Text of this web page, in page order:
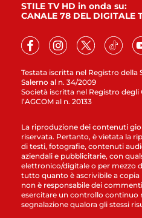
Testata iscritta nel Registro della
Salerno al n. 34/2009
Società iscritta nel Registro
l’AGCOM al n. 20133
STILE TV HD in onda su:
CANALE 78 DEL DIGITALE
La riproduzione dei contenuti
riservata. Pertanto, è vietata la
di testi, fotografie, contenuti
aziendali e pubblicitarie, con
elettronico/digitale o per mezzo
tutto quanto è ascrivibile a copia
non è responsabile dei
esercitare un controllo continuo
segnalazione qualora gli stessi